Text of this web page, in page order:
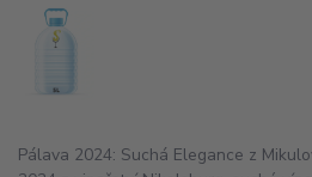
Pálava 2024: Suchá Elegance z